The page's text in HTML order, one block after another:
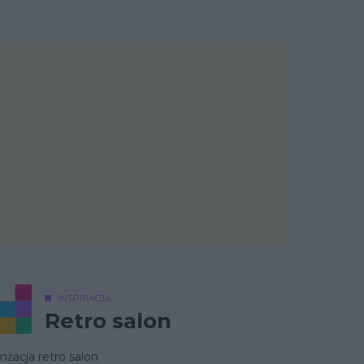
INSPIRACJA
Retro salon
retro salon